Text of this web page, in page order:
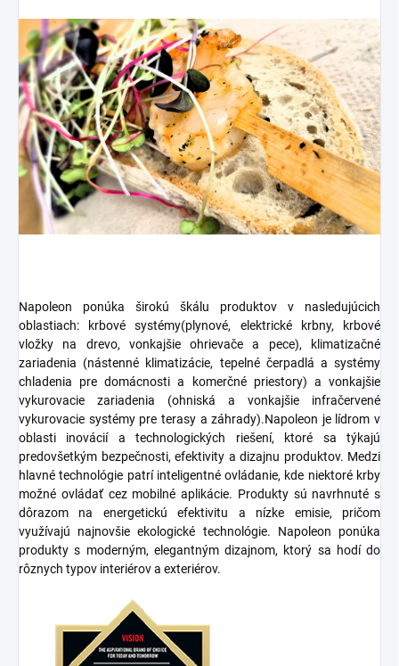
Napoleon ponúka širokú škálu produktov v nasledujúcich
oblastiach:
krbové systémy(plynové, elektrické krbny, krbové
vložky na drevo, vonkajšie ohrievače a pece),
klimatizačné
zariadenia (nástenné klimatizácie, tepelné čerpadlá a systémy
chladenia pre domácnosti a komerčné priestory) a vonkajšie
vykurovacie zariadenia (ohniská a vonkajšie infračervené
vykurovacie systémy pre terasy a záhrady).Napoleon je lídrom v
oblasti inováciíatechnologických riešení, ktoré sa týkajú
predovšetkým bezpečnosti, efektivity a dizajnu produktov. Medzi
hlavné technológie patrí inteligentné ovládanie, kde niektoré krby
možné ovládať cez mobilné aplikácie. Produkty sú navrhnuté s
dôrazom na energetickú efektivitu a nízke emisie, pričom
využívajú najnovšie ekologické technológie. Napoleon ponúka
produkty s moderným, elegantným dizajnom, ktorý sa hodí do
rôznych typov interiérov a exteriérov.